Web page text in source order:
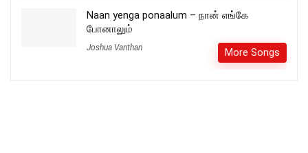
Naan yenga ponaalum – நான் எங்கே
போனாலும்
Joshua Vanthan More Songs